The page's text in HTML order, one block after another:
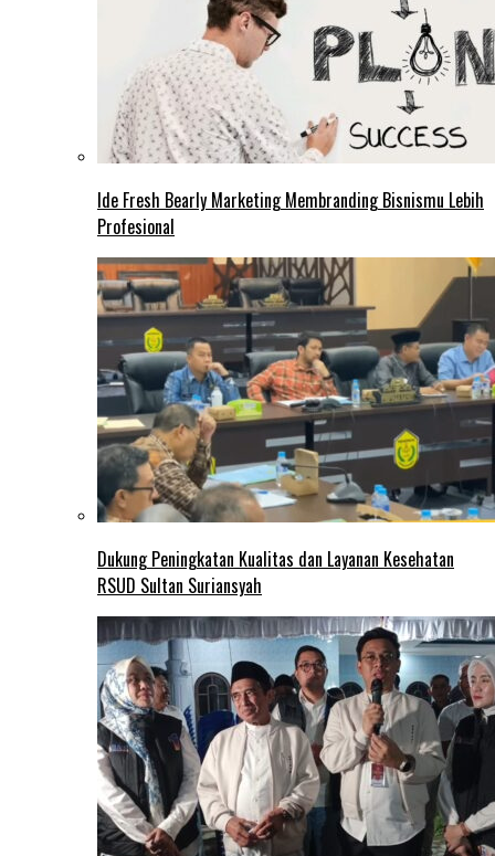
Ide Fresh Bearly Marketing Membranding Bisnismu Lebih
Profesional
Dukung Peningkatan Kualitas dan Layanan Kesehatan
RSUD Sultan Suriansyah